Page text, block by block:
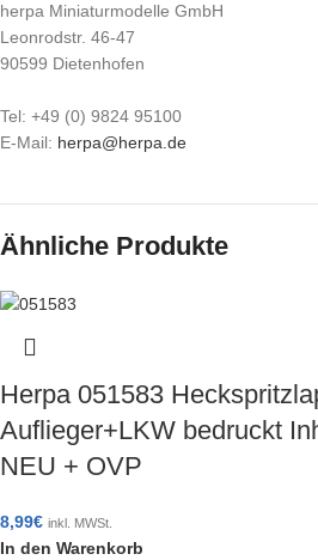
herpa Miniaturmodelle GmbH
Leonrodstr. 46-47
90599 Dietenhofen
Tel: +49 (0) 9824 95100
E-Mail: herpa@herpa.de
Ähnliche Produkte
Herpa 051583
Auflieger+LKW bedruckt
NEU + OVP
8,99€ inkl. MWSt.
In den Warenkorb